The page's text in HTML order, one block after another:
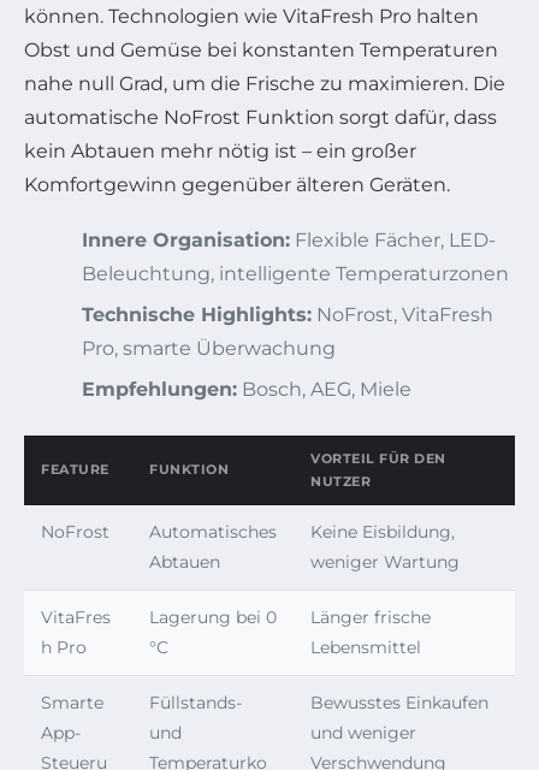
können. Technologien wie VitaFresh Pro halten
Obst und Gemüse bei konstanten Temperaturen
nahe null Grad, um die Frische zu maximieren. Die
automatische NoFrost Funktion sorgt dafür, dass
kein Abtauen mehr nötig ist – ein großer
Komfortgewinn gegenüber älteren Geräten.
Innere Organisation: Flexible Fächer, LED-
Beleuchtung, intelligente Temperaturzonen
Technische Highlights: NoFrost, VitaFresh
Pro, smarte Überwachung
Empfehlungen: Bosch, AEG, Miele
FEATURE FUNKTION
VORTEIL FÜR DEN
NUTZER
NoFrost
Automatisches
Abtauen
Keine Eisbildung,
weniger Wartung
VitaFres
h Pro
Lagerung bei 0
°C
Länger frische
Lebensmittel
Smarte
App-
Steueru
Füllstands-
und
Temperaturko
Bewusstes Einkaufen
und weniger
Verschwendung